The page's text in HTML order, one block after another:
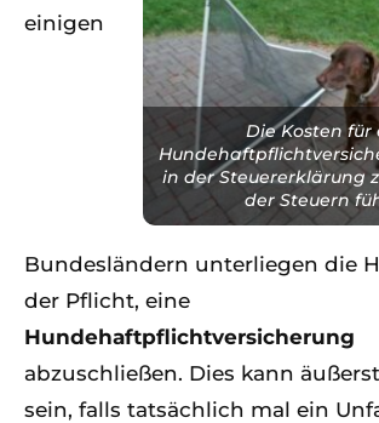
Die Kosten für
in der Steuererklärung
der Steuern
einigen
Bundesländern unterliegen die
der Pflicht, eine
Hundehaftpflichtversicherung
abzuschließen. Dies kann
sein, falls tatsächlich mal ein